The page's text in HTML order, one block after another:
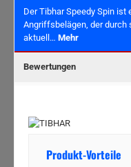
Der Tibhar Speedy Spin
Angriffsbelägen, der
aktuell… Mehr
Bewertungen
Produkt-Vorteile